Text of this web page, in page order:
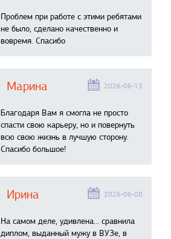
Проблем при работе с этими ребятами
не было, сделано качественно и
вовремя. Спасибо
Марина 2026-06-13
Благодаря Вам я смогла не просто
спасти свою карьеру, но и повернуть
всю свою жизнь в лучшую сторону.
Спасибо большое!
Ирина 2026-06-08
На самом деле, удивлена… сравнила
диплом, выданный мужу в ВУЗе, в